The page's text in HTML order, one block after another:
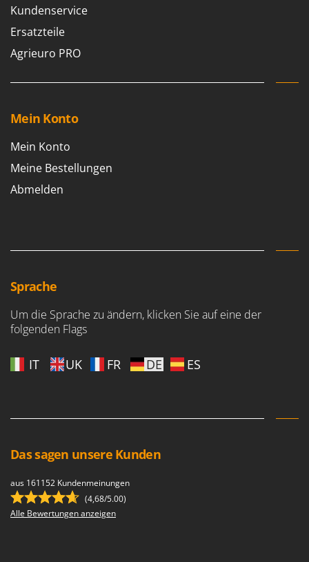
Kundenservice
Ersatzteile
Agrieuro PRO
Mein Konto
Mein Konto
Meine Bestellungen
Abmelden
Sprache
Um die Sprache zu ändern, klicken Sie auf eine der
folgenden Flags
IT UK FR DE ES
Das sagen unsere Kunden
aus 161152 Kundenmeinungen
(4,68/5.00)
Alle Bewertungen anzeigen